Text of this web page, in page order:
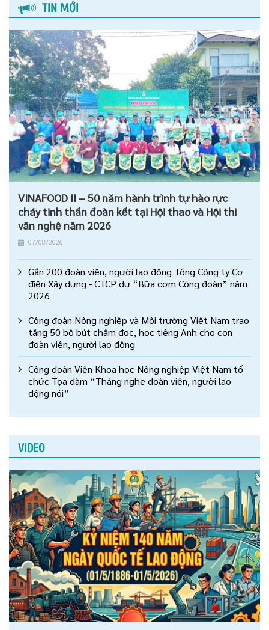
TIN MỚI
VINAFOOD II – 50 năm hành trình tự hào rực
cháy tinh thần đoàn kết tại Hội thao và Hội thi
văn nghệ năm 2026
07/08/2026
Gần 200 đoàn viên, người lao động Tổng Công ty Cơ
điện Xây dựng - CTCP dự “Bữa cơm Công đoàn” năm
2026
Công đoàn Nông nghiệp và Môi trường Việt Nam trao
tặng 50 bộ bút chấm đọc, học tiếng Anh cho con
đoàn viên, người lao động
Công đoàn Viện Khoa học Nông nghiệp Việt Nam tổ
chức Tọa đàm “Tháng nghe đoàn viên, người lao
động nói”
VIDEO